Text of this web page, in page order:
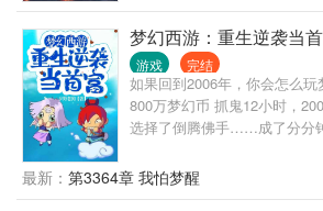
浩然一声令下，万鬼夜行，寸
请移步正文！！）
防御力暴增十倍，怪物打都打
时刷新各种宝物，开局就有一
什么的，统统不是问题。 普通
梦。 “你只是最低级的白色领
的英雄！” “这真的只是一个低
地防御这么可怕。” “我的巨龙
了，麻蛋.....别吃啊！！” “呜
只是最低级的白色领主，但是
梦幻西游：重生逆袭当
游戏 完结
如果回到2006年，你会怎么玩
800万梦幻币 抓鬼12小时，
选择了倒腾佛手……成了分分
最新： 第3364章 我怕梦醒